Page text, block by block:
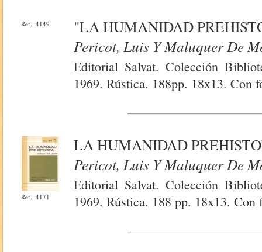
Ref.: 4149
"LA HUMANIDAD
Pericot, Luis Y Maluquer De
Editorial Salvat. Colección
1969. Rústica. 188pp. 18x13. Con
Ref.: 4171
LA HUMANIDAD
Pericot, Luis Y Maluquer De
Editorial Salvat. Colección
1969. Rústica. 188 pp. 18x13. Con